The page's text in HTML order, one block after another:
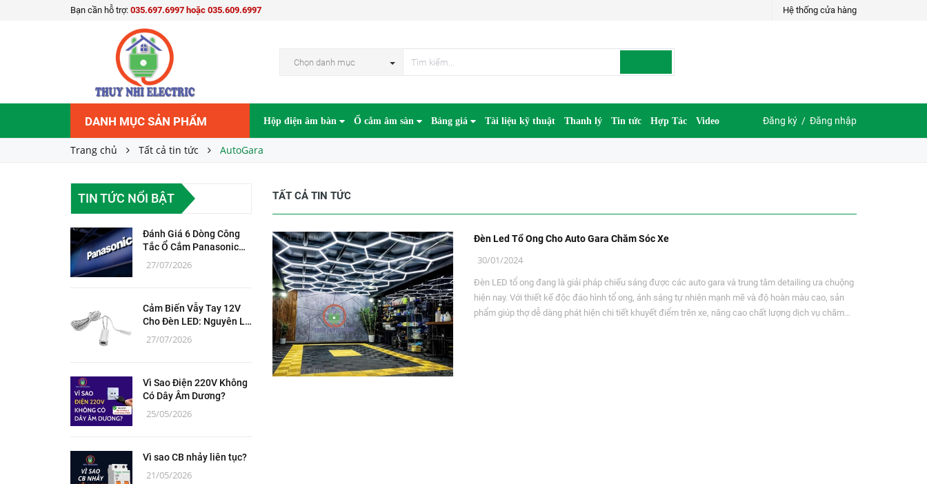
Bạn cần hỗ trợ: 035.697.6997 hoặc 035.609.6997 Hệ thống cửa hàng
Chọn danh mục
DANH MỤC SẢN PHẨM Hộp điện âm bàn Ổ cắm âm sàn Bảng giá Tài liệu kỹ thuật Thanh lý Tin tức Hợp Tác Video Đăng ký / Đăng nhập
Trang chủ Tất cả tin tức AutoGara
TẤT CẢ TIN TỨC
Đèn Led Tổ Ong Cho Auto Gara Chăm Sóc Xe
30/01/2024
Đèn LED tổ ong đang là giải pháp chiếu sáng được các auto gara và trung tâm detailing ưa chuộng
hiện nay. Với thiết kế độc đáo hình tổ ong, ánh sáng tự nhiên mạnh mẽ và độ hoàn màu cao, sản
phẩm giúp thợ dễ dàng phát hiện chi tiết khuyết điểm trên xe, nâng cao chất lượng dịch vụ chăm
TIN TỨC NỔI BẬT
Đánh Giá 6 Dòng Công
Tắc Ổ Cắm Panasonic
Chính Hãng
27/07/2026
Cảm Biến Vẫy Tay 12V
Cho Đèn LED: Nguyên Lý
Hoạt Động, Thông Số Và
27/07/2026
Vì Sao Điện 220V Không
Có Dây Âm Dương?
25/05/2026
Vì sao CB nhảy liên tục?
21/05/2026